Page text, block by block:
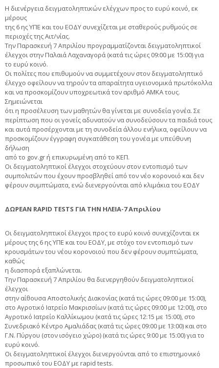
Η διενέργεια δειγματοληπτικών ελέγχων προς το ευρύ κοινό, εκ
μέρους
της 6 ης ΥΠΕ και του ΕΟΔΥ συνεχίζεται με σταθερούς ρυθμούς σε
περιοχές της Αιτ/νίας.
Την Παρασκευή 7 Απριλίου προγραμματίζονται δειγματοληπτικοί
έλεγχοι στην Παλαιά Λαχαναγορά (κατά τις ώρες 09:00 με 15:00) για
το ευρύ κοινό.
Οι πολίτες που επιθυμούν να συμμετέχουν στον δειγματοληπτικό
έλεγχο οφείλουν να τηρούν τα απαραίτητα υγειονομικά πρωτόκολλα
και να προσκομίζουν υποχρεωτικά τον αριθμό ΑΜΚΑ τους.
Σημειώνεται
ότι η προσέλευση των μαθητών θα γίνεται με συνοδεία γονέα. Σε
περίπτωση που οι γονείς αδυνατούν να συνοδεύσουν τα παιδιά τους
και αυτά προσέρχονται με τη συνοδεία άλλου ενήλικα, οφείλουν να
προσκομίζουν έγγραφη συγκατάθεση του γονέα με υπεύθυνη
δήλωση
από το gov.gr ή επικυρωμένη από το ΚΕΠ.
Οι δειγματοληπτικοί έλεγχοι στοχεύουν στον εντοπισμό των
συμπολιτών που έχουν προσβληθεί από τον νέο κορονοιό και δεν
φέρουν συμπτώματα, ενώ διενεργούνται από κλιμάκια του ΕΟΔΥ
ΔΩΡΕΑΝ RAPID TESTS ΓΙΑ ΤΗΝ ΗΛΕΙΑ-7 Απριλίου
Οι δειγματοληπτικοί έλεγχοι προς το ευρύ κοινό συνεχίζονται εκ
μέρους της 6 ης ΥΠΕ και του ΕΟΔΥ, με στόχο τον εντοπισμό των
κρουσμάτων του νέου κορονοιού που δεν φέρουν συμπτώματα,
καθώς
η διασπορά εξαπλώνεται.
Την Παρασκευή 7 Απριλίου θα διενεργηθούν δειγματοληπτικοί
έλεγχοι
στην αίθουσα Αποστολικής Διακονίας (κατά τις ώρες 09:00 με 15:00),
στο Αγροτικό Ιατρείο Μακρισσίων (κατά τις ώρες 09:00 με 12:00), στο
Αγροτικό Ιατρείο Καλλίκωμου (κατά τις ώρες 12:15 με 15:00), στο
Συνεδριακό Κέντρο Αμαλιάδας (κατά τις ώρες 09:00 με 13:00) και στο
Γ.Ν. Πύργου (στον ισόγειο χώρο) (κατά τις ώρες 9:00 με 15:00) για το
ευρύ κοινό.
Οι δειγματοληπτικοί έλεγχοι διενεργούνται από το επιστημονικό
προσωπικό του ΕΟΔΥ με rapid tests.